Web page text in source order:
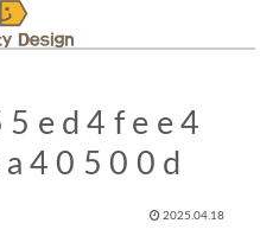
2025.04.18